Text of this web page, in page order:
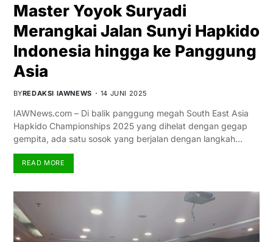
Master Yoyok Suryadi
Merangkai Jalan Sunyi Hapkido
Indonesia hingga ke Panggung
Asia
BYREDAKSI IAWNEWS 14 JUNI 2025
IAWNews.com – Di balik panggung megah South East Asia
Hapkido Championships 2025 yang dihelat dengan gegap
gempita, ada satu sosok yang berjalan dengan langkah…
READ MORE